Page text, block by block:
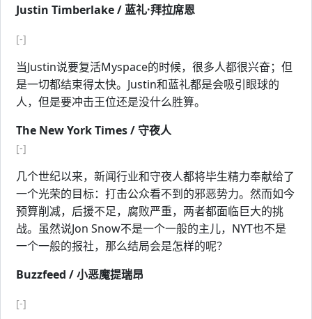
Justin Timberlake / 蓝礼·拜拉席恩
[-]
当Justin说要复活Myspace的时候，很多人都很兴奋；但
是一切都结束得太快。Justin和蓝礼都是会吸引眼球的
人，但是要冲击王位还是没什么胜算。
The New York Times / 守夜人
[-]
几个世纪以来，新闻行业和守夜人都将毕生精力奉献给了
一个光荣的目标：打击公众看不到的邪恶势力。然而如今
预算削减，后援不足，腐败严重，两者都面临巨大的挑
战。虽然说Jon Snow不是一个一般的主儿，NYT也不是
一个一般的报社，那么结局会是怎样的呢？
Buzzfeed / 小恶魔提瑞昂
[-]